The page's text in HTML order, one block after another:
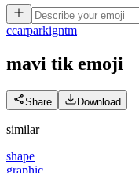
ccarparkigntm
mavi tik emoji
Share Download
similar
shape
graphic